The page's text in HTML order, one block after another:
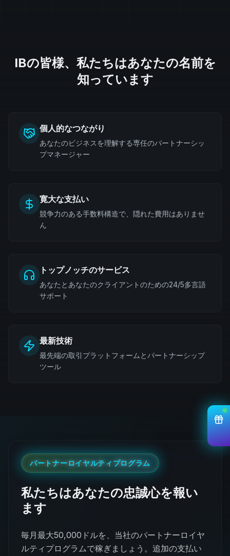
IBの皆様、私たちはあなたの名前を
知っています
個人的なつながり
あなたのビジネスを理解する専任のパートナーシッ
プマネージャー
寛大な支払い
競争力のある手数料構造で、隠れた費用はありませ
ん
トップノッチのサービス
あなたとあなたのクライアントのための24/5多言語
サポート
最新技術
最先端の取引プラットフォームとパートナーシップ
ツール
パートナーロイヤルティプログラム
私たちはあなたの忠誠心を報い
ます
毎月最大50,000ドルを、当社のパートナーロイヤ
ルティプログラムで稼ぎましょう。追加の支払い